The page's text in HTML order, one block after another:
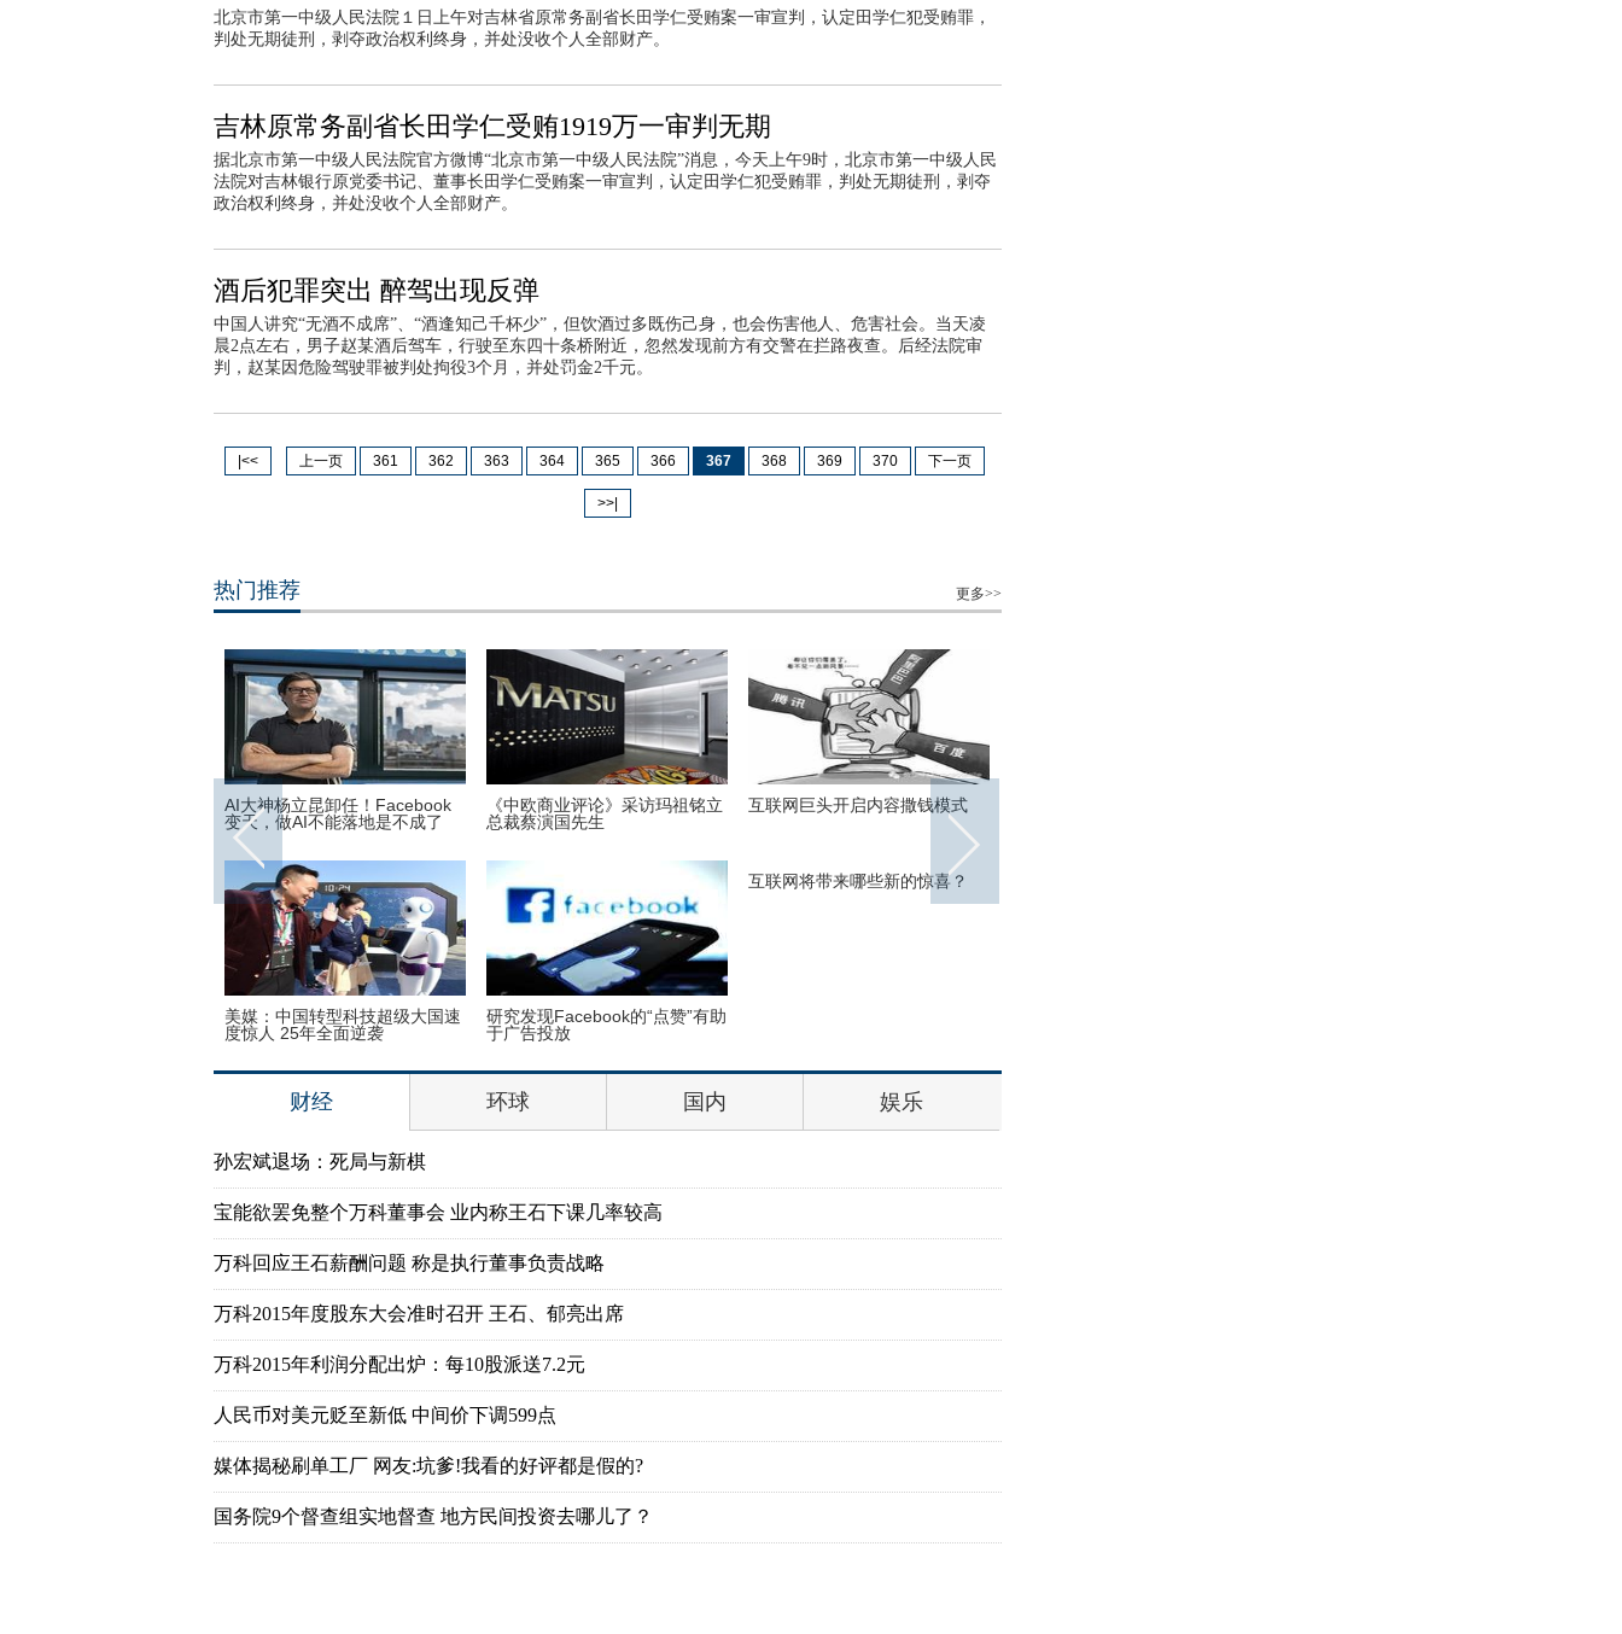
北京市第一中级人民法院１日上午对吉林省原常务副省长田学仁受贿案一审宣判，认定田学仁犯受贿罪，
判处无期徒刑，剥夺政治权利终身，并处没收个人全部财产。
吉林原常务副省长田学仁受贿1919万一审判无期
据北京市第一中级人民法院官方微博“北京市第一中级人民法院”消息，今天上午9时，北京市第一中级人民
法院对吉林银行原党委书记、董事长田学仁受贿案一审宣判，认定田学仁犯受贿罪，判处无期徒刑，剥夺
政治权利终身，并处没收个人全部财产。
酒后犯罪突出 醉驾出现反弹
中国人讲究“无酒不成席”、“酒逢知己千杯少”，但饮酒过多既伤己身，也会伤害他人、危害社会。当天凌
晨2点左右，男子赵某酒后驾车，行驶至东四十条桥附近，忽然发现前方有交警在拦路夜查。后经法院审
判，赵某因危险驾驶罪被判处拘役3个月，并处罚金2千元。
|<< 上一页 361 362 363 364 365 366 367 368 369 370 下一页
>>|